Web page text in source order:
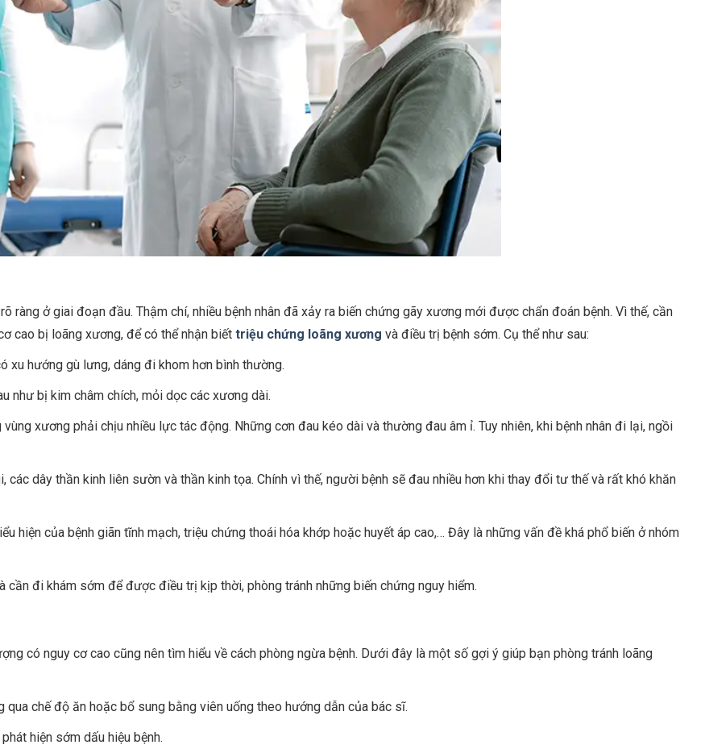
ràng ở giai đoạn đầu. Thậm chí, nhiều bệnh nhân đã xảy ra biến chứng gãy xương mới được chẩn đoán bệnh. Vì thế, cần
cao bị loãng xương, để có thể nhận biết triệu chứng loãng xương và điều trị bệnh sớm. Cụ thể như sau:
xu hướng gù lưng, dáng đi khom hơn bình thường.
như bị kim châm chích, mỏi dọc các xương dài.
xương phải chịu nhiều lực tác động. Những cơn đau kéo dài và thường đau âm ỉ. Tuy nhiên, khi bệnh nhân đi lại, ngồi
dây thần kinh liên sườn và thần kinh tọa. Chính vì thế, người bệnh sẽ đau nhiều hơn khi thay đổi tư thế và rất khó khăn
hiện của bệnh giãn tĩnh mạch, triệu chứng thoái hóa khớp hoặc huyết áp cao,… Đây là những vấn đề khá phổ biến ở nhóm
cần đi khám sớm để được điều trị kịp thời, phòng tránh những biến chứng nguy hiểm.
có nguy cơ cao cũng nên tìm hiểu về cách phòng ngừa bệnh. Dưới đây là một số gợi ý giúp bạn phòng tránh loãng
chế độ ăn hoặc bổ sung bằng viên uống theo hướng dẫn của bác sĩ.
hiện sớm dấu hiệu bệnh.